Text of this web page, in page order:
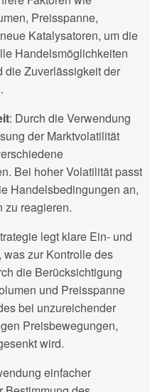
Preisspanne,
Katalysatoren, um die
Handelsmöglichkeiten
die Zuverlässigkeit der
: Durch die Verwendung
der Marktvolatilität
Bei hoher Volatilität passt
Handelsbedingungen an,
zu reagieren.
legt klare Ein- und
zur Kontrolle des
die Berücksichtigung
und Preisspanne
bei unzureichender
Preisbewegungen,
wird.
einfacher